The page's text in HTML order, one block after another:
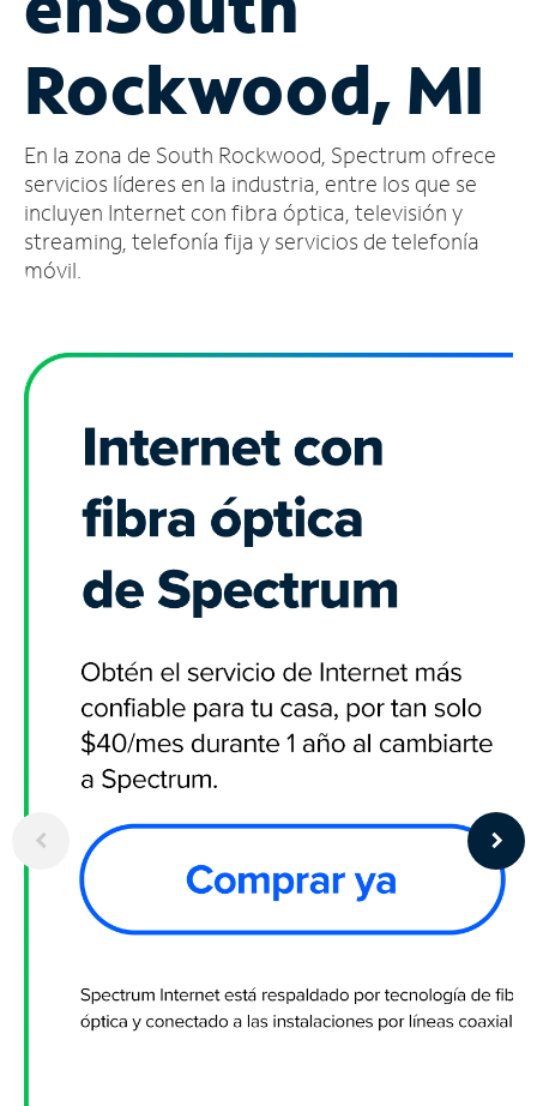
cuenta
Encuentra
tienda
Rockwood, MI
En la zona de South Rockwood, Spectrum ofrece
servicios líderes en la industria, entre los que se
incluyen Internet con fibra óptica, televisión y
streaming, telefonía fija y servicios de telefonía
móvil.